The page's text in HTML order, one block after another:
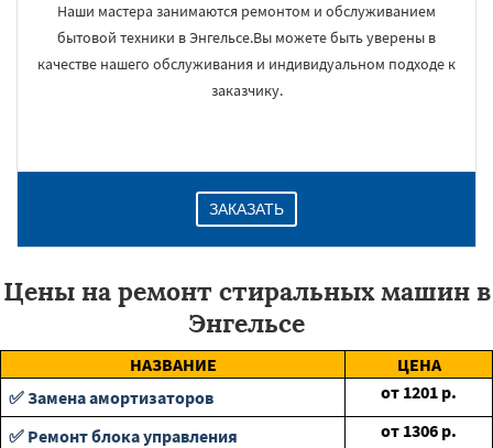
Наши мастера занимаются ремонтом и обслуживанием
бытовой техники в Энгельсе.Вы можете быть уверены в
качестве нашего обслуживания и индивидуальном подходе к
заказчику.
ЗАКАЗАТЬ
Цены на ремонт стиральных машин в
Энгельсе
НАЗВАНИЕ
ЦЕНА
✅ Замена амортизаторов
от 1201 р.
✅ Ремонт блока управления
от 1306 р.